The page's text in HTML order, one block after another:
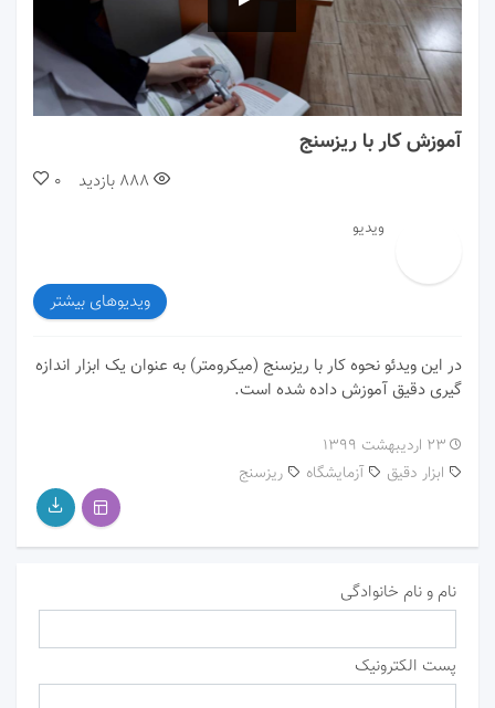
00:00 01:58
آموزش کار با ریزسنج
0 888 بازدید
ویدیو
ویدیوهای بیشتر
در این ویدئو نحوه کار با ریزسنج (میکرومتر) به عنوان یک ابزار اندازه
گیری دقیق آموزش داده شده است.
۲۳ اردیبهشت ۱۳۹۹
آزمایشگاه
ابزار دقیق ریزسنج
نام و نام خانوادگی
پست الکترونیک